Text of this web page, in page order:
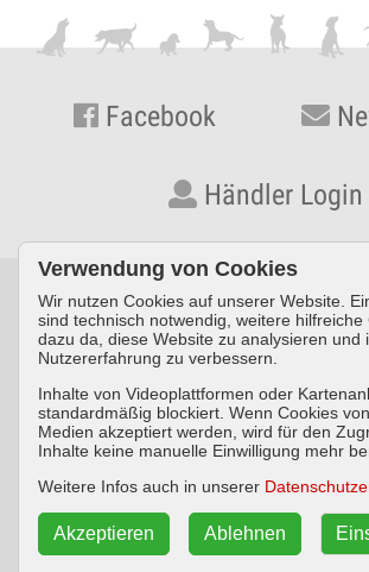
Facebook
Händler Login
© KYNOS VERLAG Dr. Dieter Fleig GmbH ·
3 · D-54552 Nerdlen/Daun ·Telefon: +49 (0)
Impressum Datenschutz
Vertrag widerrufen
Verwendung von Cookies
Wir nutzen Cookies auf unserer Website.
sind technisch notwendig, weitere hilfreiche
dazu da, diese Website zu analysieren und
Nutzererfahrung zu verbessern.
Inhalte von Videoplattformen oder
standardmäßig blockiert. Wenn Cookies
Medien akzeptiert werden, wird für den
Inhalte keine manuelle Einwilligung mehr
Weitere Infos auch in unserer
Ablehnen
Akzeptieren